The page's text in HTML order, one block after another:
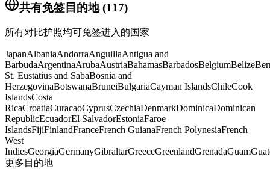
共有免签目的地(117)
所有对比护照均可免签进入的国家
JapanAlbaniaAndorraAnguillaAntigua and
BarbudaArgentinaArubaAustriaBahamasBarbadosBelgiumBelize
St. Eustatius and SabaBosnia and
HerzegovinaBotswanaBruneiBulgariaCayman IslandsChileCook
IslandsCosta
RicaCroatiaCuracaoCyprusCzechiaDenmarkDominicaDominican
RepublicEcuadorEl SalvadorEstoniaFaroe
IslandsFijiFinlandFranceFrench GuianaFrench PolynesiaFrench
West
IndiesGeorgiaGermanyGibraltarGreeceGreenlandGrenadaGuam
更多目的地